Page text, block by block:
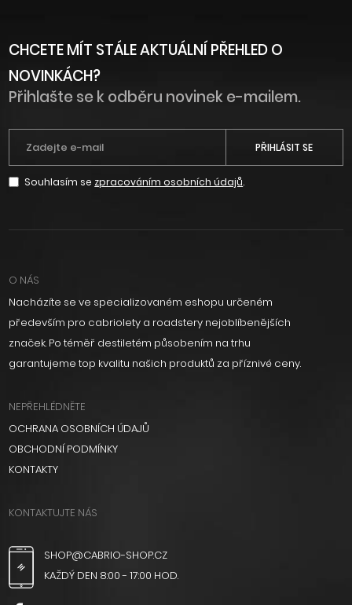
CHCETE MÍT STÁLE AKTUÁLNÍ PŘEHLED O
NOVINKÁCH?
Přihlašte se k odběru novinek e-mailem.
PŘIHLÁSIT SE
Souhlasím se zpracováním osobních údajů.
O NÁS
Nacházíte se ve specializovaném eshopu určeném
především pro cabriolety a roadstery nejoblíbenějších
značek. Po téměř destiletém působením na trhu
garantujeme top kvalitu našich produktů za příznivé ceny.
NEPŘEHLÉDNĚTE
OCHRANA OSOBNÍCH ÚDAJŮ
OBCHODNÍ PODMÍNKY
KONTAKTY
KONTAKTUJTE NÁS
SHOP@CABRIO-SHOP.CZ
KAŽDÝ DEN 8:00 - 17:00 HOD.